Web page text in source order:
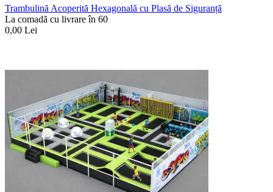
Trambulină Acoperită Hexagonală cu Plasă de Siguranță
La comadã cu livrare în 60
0,00 Lei